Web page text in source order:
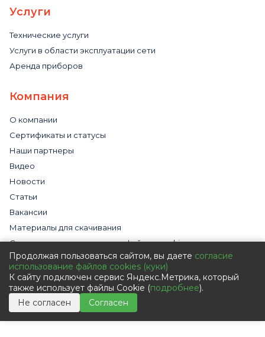
Услуги
Технические услуги
Услуги в области эксплуатации сети
Аренда приборов
Компания
О компании
Сертификаты и статусы
Наши партнеры
Видео
Новости
Статьи
Вакансии
Материалы для скачивания
Cогласие на использование файлов cookies
Обработка персональных данных с помощью сервиса
«Яндекс.Метрика»
Политика в отношении обработки персональных данных
Пользовательское соглашение
Согласие на обработку персональных данных
Продолжая пользоваться сайтом, вы даете согласие
использование файлов cookies (куки)
К сайту подключен сервис Яндекс.Метрика, который
также использует файлы Cookie (подробнее).
Не согласен
Согласен